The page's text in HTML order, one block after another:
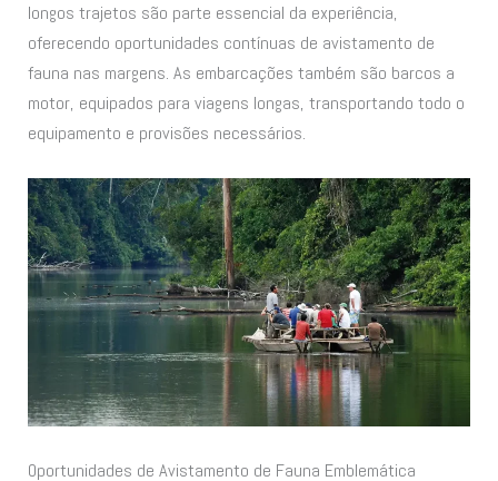
longos trajetos são parte essencial da experiência,
oferecendo oportunidades contínuas de avistamento de
fauna nas margens. As embarcações também são barcos a
motor, equipados para viagens longas, transportando todo o
equipamento e provisões necessários.
Oportunidades de Avistamento de Fauna Emblemática